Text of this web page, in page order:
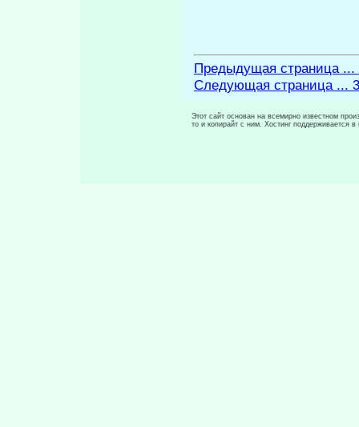
Предыдущая страница ...
Следующая страница ...
Этот сайт основан на всемирно известном
то и копирайт с ним. Хостинг поддерживается